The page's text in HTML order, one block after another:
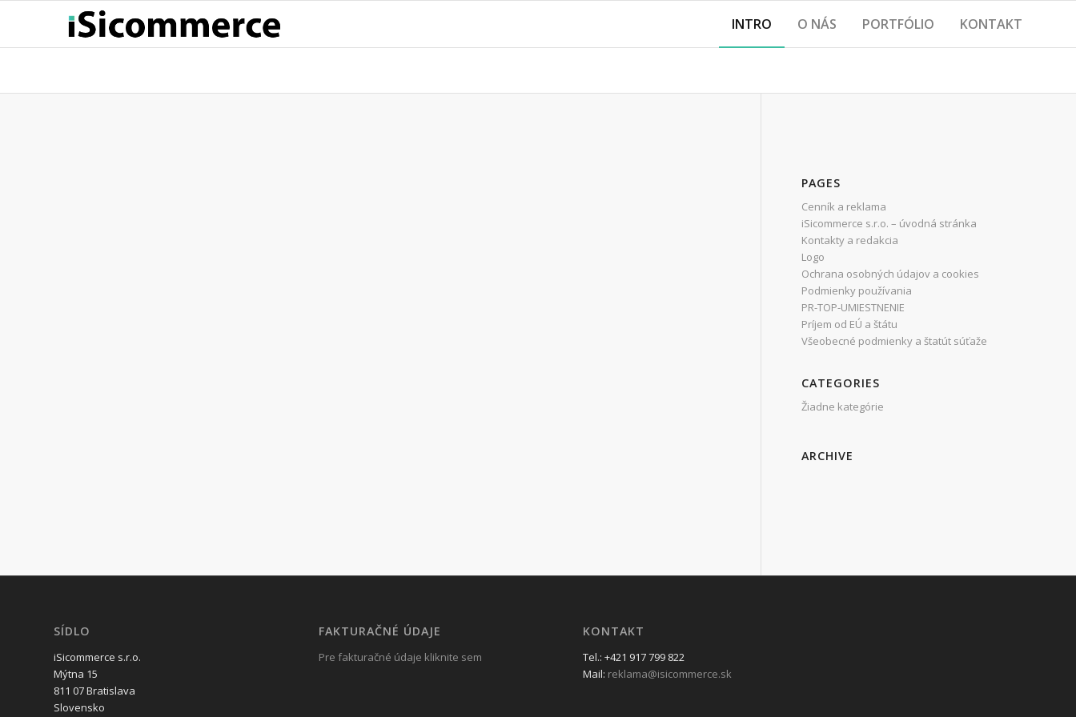
INTRO O NÁS PORTFÓLIO KONTAKT
PAGES
Cenník a reklama
iSicommerce s.r.o. – úvodná stránka
Kontakty a redakcia
Logo
Ochrana osobných údajov a cookies
Podmienky používania
PR-TOP-UMIESTNENIE
Príjem od EÚ a štátu
Všeobecné podmienky a štatút súťaže
CATEGORIES
Žiadne kategórie
ARCHIVE
SÍDLO
iSicommerce s.r.o.
Mýtna 15
811 07 Bratislava
Slovensko
FAKTURAČNÉ ÚDAJE
Pre fakturačné údaje kliknite sem
KONTAKT
Tel.: +421 917 799 822
Mail: reklama@isicommerce.sk